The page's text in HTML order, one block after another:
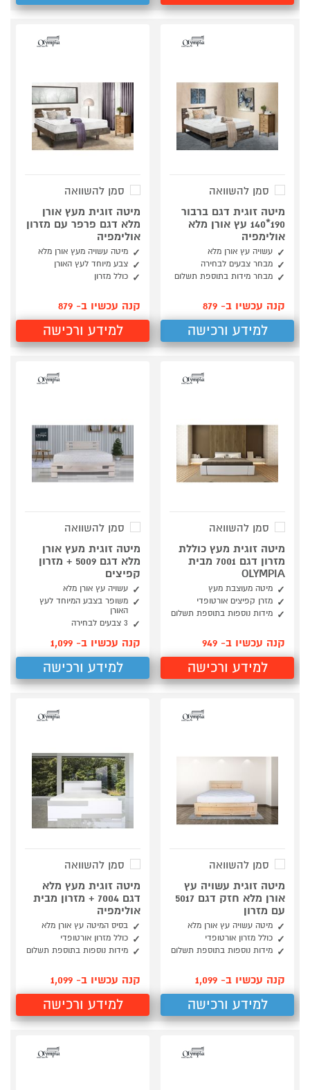
סמן להשוואה
מיטה זוגית דגם ברבור
190*140 עץ אורן מלא
אולימפיה
עשויה עץ אורן מלא
מבחר צבעים לבחירה
מבחר מידות בתוספת תשלום
קנה עכשיו ב- 879
למידע ורכישה
סמן להשוואה
מיטה זוגית מעץ אורן
מלא דגם פרפר עם מזרון
אולימפיה
מיטה עשויה מעץ אורן מלא
צבע מיוחד לעץ האורן
כולל מזרון
קנה עכשיו ב- 879
למידע ורכישה
סמן להשוואה
מיטה זוגית מעץ כוללת
מזרון דגם 7001 מבית
OLYMPIA
מיטה מעוצבת מעץ
מזרן קפיצים אורטופדי
מידות נוספות בתוספת תשלום
קנה עכשיו ב- 949
למידע ורכישה
סמן להשוואה
מיטה זוגית מעץ אורן
מלא דגם 5009 + מזרון
קפיצים
עשויה עץ אורן מלא
משופר בצבע המיוחד לעץ
האורן
3 צבעים לבחירה
קנה עכשיו ב- 1,099
למידע ורכישה
סמן להשוואה
מיטה זוגית עשויה עץ
אורן מלא חזק דגם 5017
עם מזרון
מיטה עשויה עץ אורן מלא
כולל מזרון אורטופדי
מידות נוספות בתוספת תשלום
קנה עכשיו ב- 1,099
למידע ורכישה
סמן להשוואה
מיטה זוגית מעץ מלא
דגם 7004 + מזרון מבית
אולימפיה
בסיס המיטה עץ אורן מלא
כולל מזרון אורטופדי
מידות נוספות בתוספת תשלום
קנה עכשיו ב- 1,099
למידע ורכישה